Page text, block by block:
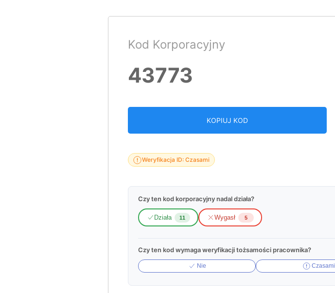
Kod Korporacyjny
43773
KOPIUJ KOD
Weryfikacja ID: Czasami
Czy ten kod korporacyjny nadal działa?
Działa 11 Wygasł 5
Czy ten kod wymaga weryfikacji tożsamości pracownika?
Nie Czasami